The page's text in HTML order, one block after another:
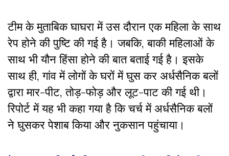
टीम के मुताबिक घाघरा में उस दौरान एक महिला के साथ
रेप होने की पुष्टि की गई है। जबकि, बाकी महिलाओं के
साथ भी यौन हिंसा होने की बात बताई गई है। इसके
साथ ही, गांव में लोगों के घरों में घुस कर अर्धसैनिक बलों
द्वारा मार-पीट, तोड़-फोड़ और लूट-पाट की गई थी।
रिपोर्ट में यह भी कहा गया है कि चर्च में अर्धसैनिक बलों
ने घुसकर पेशाब किया और नुकसान पहुंचाया।